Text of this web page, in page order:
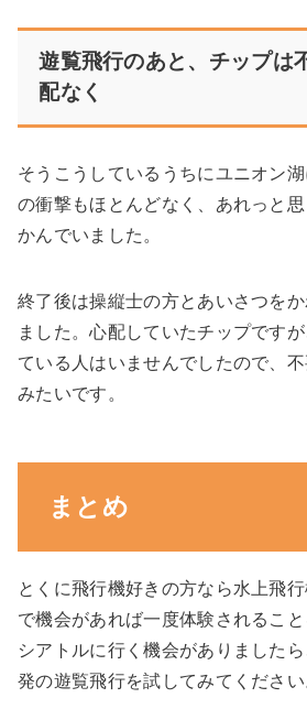
遊覧飛行のあと、チップは
配なく
そうこうしているうちにユニオン
の衝撃もほとんどなく、あれっと
かんでいました。
終了後は操縦士の方とあいさつを
ました。心配していたチップです
ている人はいませんでしたので、
みたいです。
まとめ
とくに飛行機好きの方なら水上飛
で機会があれば一度体験されること
シアトルに行く機会がありました
発の遊覧飛行を試してみてください